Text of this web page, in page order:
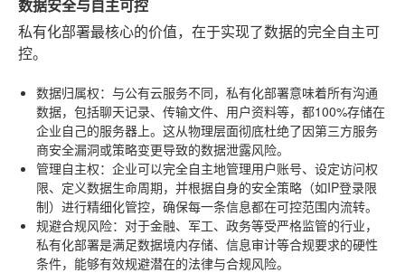
数据安全与自主可控
私有化部署最核心的价值，在于实现了数据的完全自主可
控。
数据归属权：与公有云服务不同，私有化部署意味着所有沟通
数据，包括聊天记录、传输文件、用户资料等，都100%存储在
企业自己的服务器上。这从物理层面彻底杜绝了因第三方服务
商安全漏洞或策略变更导致的数据泄露风险。
管理自主权：企业可以完全自主地管理用户账号、设定访问权
限、定义数据生命周期，并根据自身的安全策略（如IP登录限
制）进行精细化管控，确保每一条信息都在可控范围内流转。
规避合规风险：对于金融、军工、政务等受严格监管的行业，
私有化部署是满足数据境内存储、信息审计等合规要求的硬性
条件，能够有效规避潜在的法律与合规风险。